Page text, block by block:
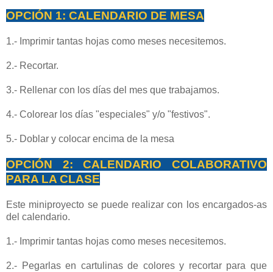
OPCIÓN 1: CALENDARIO DE MESA
1.- Imprimir tantas hojas como meses necesitemos.
2.- Recortar.
3.- Rellenar con los días del mes que trabajamos.
4.- Colorear los días "especiales" y/o "festivos".
5.- Doblar y colocar encima de la mesa
OPCIÓN 2: CALENDARIO COLABORATIVO
PARA LA CLASE
Este miniproyecto se puede realizar con los encargados-as
del calendario.
1.- Imprimir tantas hojas como meses necesitemos.
2.- Pegarlas en cartulinas de colores y recortar para que